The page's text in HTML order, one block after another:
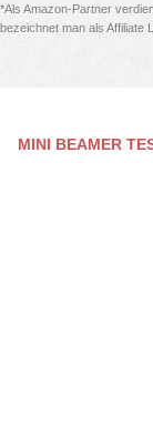
*Als Amazon-Partner
bezeichnet man als Affiliate
MINI BEAMER